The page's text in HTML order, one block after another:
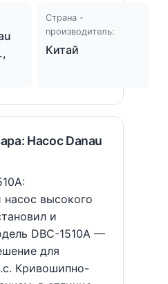
Страна -
производитель:
Китай
Насос Danau
высокого
и
DBC-1510A —
для
Кривошипно-